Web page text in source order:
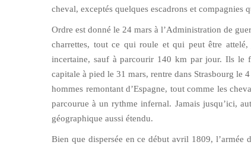
cheval, exceptés quelques escadrons et
Ordre est donné le 24 mars à l’Administration de
charrettes, tout ce qui roule et qui peut être
incertaine, sauf à parcourir 140 km par jour. Ils le
capitale à pied le 31 mars, rentre dans Strasbourg le
hommes remontant d’Espagne, tout comme les
parcourue à un rythme infernal. Jamais jusqu’ici,
géographique aussi étendu.
Bien que dispersée en ce début avril 1809, l’armée